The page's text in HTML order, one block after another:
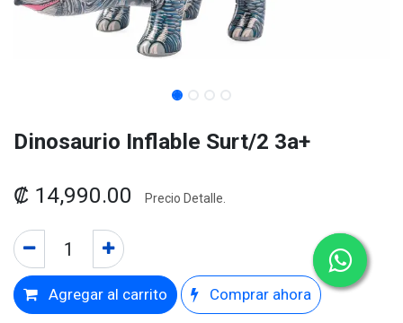
Dinosaurio Inflable Surt/2 3a+
₡ 14,990.00 Precio Detalle.
Agregar al carrito Comprar ahora